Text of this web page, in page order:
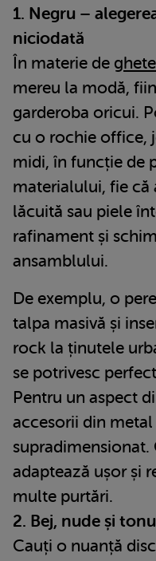
1. Negru –
niciodată
În materie de
mereu la modă,
garderoba oricui.
cu o rochie office,
midi, în funcție de
materialului, fie că
lăcuită sau piele
rafinament și
ansamblului.
De exemplu, o
talpa masivă și
rock la ținutele
se potrivesc
Pentru un aspect
accesorii din
supradimensionat.
adaptează ușor și
multe purtări.
2. Bej, nude și
Cauți o nuanță